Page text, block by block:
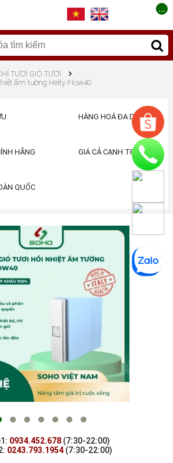
...
TƯƠI GIÓ TƯƠI
âm tường Helty Flow40
HÀNG HOÁ ĐA DẠNG
HÃNG GIÁ CẢ CẠNH TRANH
QUỐC
0934.452.678 (7:30-22:00)
0243.793.1954 (7:30-22:00)